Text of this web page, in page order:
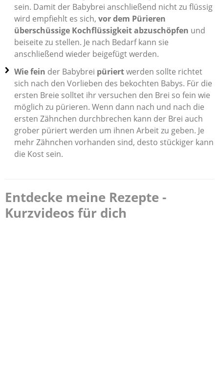
sein. Damit der Babybrei anschließend nicht zu flüssig
wird empfiehlt es sich, vor dem Pürieren
überschüssige Kochflüssigkeit abzuschöpfen und
beiseite zu stellen. Je nach Bedarf kann sie
anschließend wieder beigefügt werden.
Wie fein der Babybrei püriertwerden sollte richtet
sich nach den Vorlieben des bekochten Babys. Für die
ersten Breie solltet ihr versuchen den Brei so fein wie
möglich zu pürieren. Wenn dann nach und nach die
ersten Zähnchen durchbrechen kann der Brei auch
grober püriert werden um ihnen Arbeit zu geben. Je
mehr Zähnchen vorhanden sind, desto stückiger kann
die Kost sein.
Entdecke meine Rezepte -
Kurzvideos für dich